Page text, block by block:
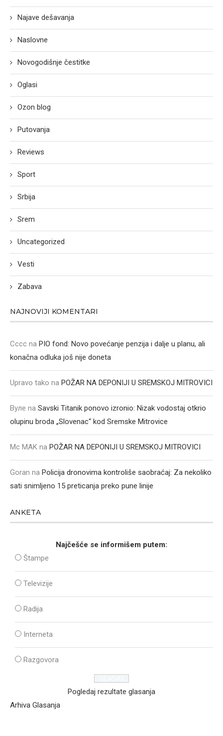
Najave dešavanja
Naslovne
Novogodišnje čestitke
Oglasi
Ozon blog
Putovanja
Reviews
Sport
Srbija
Srem
Uncategorized
Vesti
Zabava
NAJNOVIJI KOMENTARI
Cccc na PIO fond: Novo povećanje penzija i dalje u planu, ali
konačna odluka još nije doneta
Upravo tako na POŽAR NA DEPONIJI U SREMSKOJ MITROVICI
Вуле na Savski Titanik ponovo izronio: Nizak vodostaj otkrio
olupinu broda „Slovenac“ kod Sremske Mitrovice
Mc MAK na POŽAR NA DEPONIJI U SREMSKOJ MITROVICI
Goran na Policija dronovima kontroliše saobraćaj: Za nekoliko
sati snimljeno 15 preticanja preko pune linije
ANKETA
Najčešće se informišem putem:
Štampe
Televizije
Radija
Interneta
Razgovora
Pogledaj rezultate glasanja
Arhiva Glasanja